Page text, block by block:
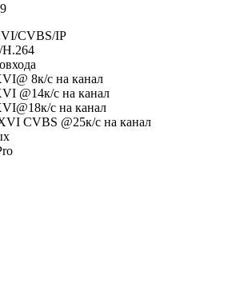
CVBS/IP
8к/с на канал
@14к/с на канал
с на канал
CVBS @25к/с на канал